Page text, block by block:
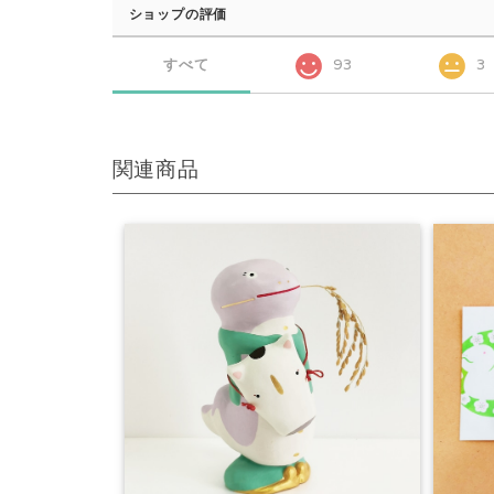
ショップの評価
すべて 93 3
関連商品